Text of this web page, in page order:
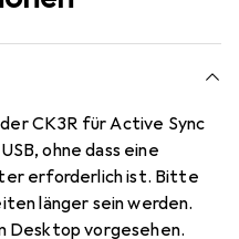
CK3R für Active Sync
ohne dass eine
erforderlich ist. Bitte
länger sein werden.
Desktop vorgesehen.